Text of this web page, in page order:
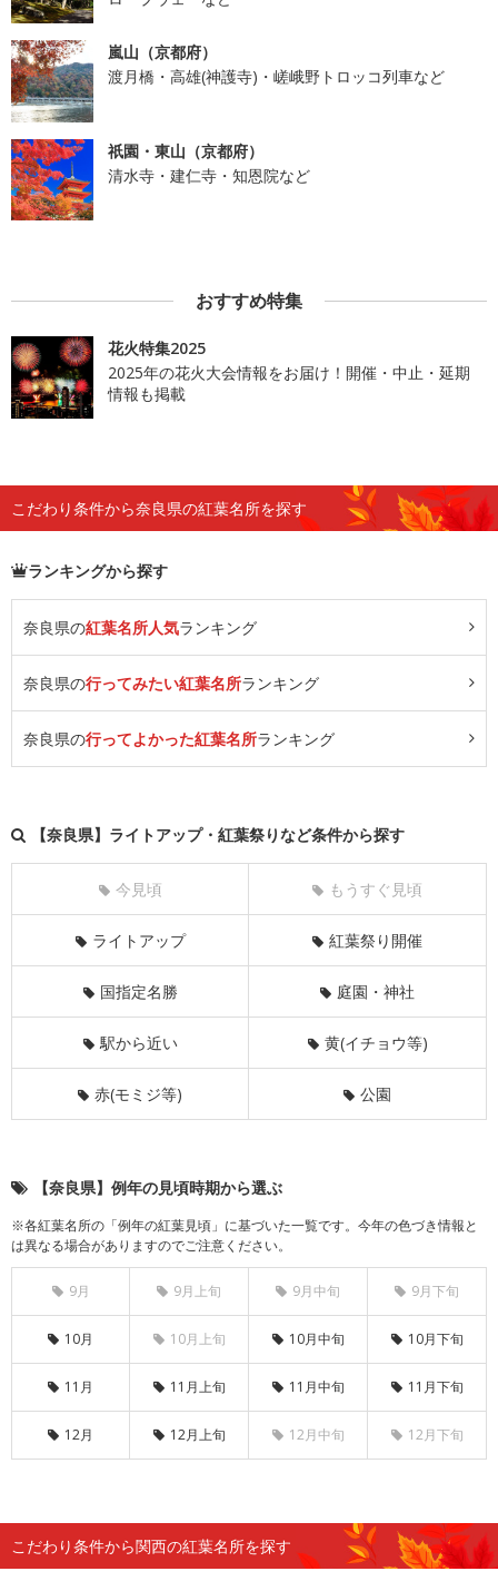
嵐山（京都府）
渡月橋・高雄(神護寺)・嵯峨野トロッコ列車など
祇園・東山（京都府）
清水寺・建仁寺・知恩院など
おすすめ特集
花火特集2025
2025年の花火大会情報をお届け！開催・中止・延期
情報も掲載
こだわり条件から奈良県の紅葉名所を探す
ランキングから探す
奈良県の紅葉名所人気ランキング
奈良県の行ってみたい紅葉名所ランキング
奈良県の行ってよかった紅葉名所ランキング
【奈良県】ライトアップ・紅葉祭りなど条件から探す
今見頃 もうすぐ見頃
ライトアップ 紅葉祭り開催
国指定名勝 庭園・神社
駅から近い 黄(イチョウ等)
赤(モミジ等) 公園
【奈良県】例年の見頃時期から選ぶ
※各紅葉名所の「例年の紅葉見頃」に基づいた一覧です。今年の色づき情報と
は異なる場合がありますのでご注意ください。
9月 9月上旬 9月中旬 9月下旬
10月 10月上旬 10月中旬 10月下旬
11月 11月上旬 11月中旬 11月下旬
12月 12月上旬 12月中旬 12月下旬
こだわり条件から関西の紅葉名所を探す